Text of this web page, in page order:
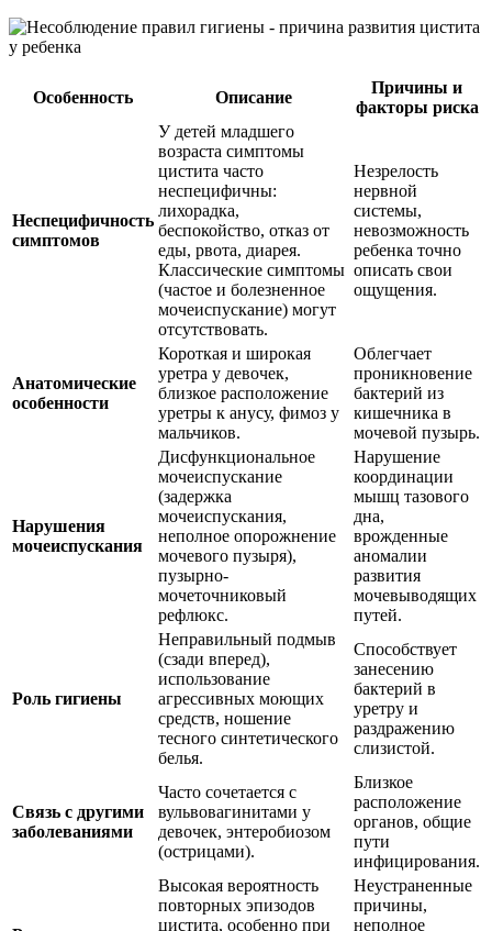
Особенность Описание
Причины и
факторы риска
Неспецифичность
симптомов
У детей младшего
возраста симптомы
цистита часто
неспецифичны:
лихорадка,
беспокойство, отказ от
еды, рвота, диарея.
Классические симптомы
(частое и болезненное
мочеиспускание) могут
отсутствовать.
Незрелость
нервной
системы,
невозможность
ребенка точно
описать свои
ощущения.
Анатомические
особенности
Короткая и широкая
уретра у девочек,
близкое расположение
уретры к анусу, фимоз у
мальчиков.
Облегчает
проникновение
бактерий из
кишечника в
мочевой пузырь.
Нарушения
мочеиспускания
Дисфункциональное
мочеиспускание
(задержка
мочеиспускания,
неполное опорожнение
мочевого пузыря),
пузырно-
мочеточниковый
рефлюкс.
Нарушение
координации
мышц тазового
дна,
врожденные
аномалии
развития
мочевыводящих
путей.
Роль гигиены
Неправильный подмыв
(сзади вперед),
использование
агрессивных моющих
средств, ношение
тесного синтетического
белья.
Способствует
занесению
бактерий в
уретру и
раздражению
слизистой.
Связь с другими
заболеваниями
Часто сочетается с
вульвовагинитами у
девочек, энтеробиозом
(острицами).
Близкое
расположение
органов, общие
пути
инфицирования.
Высокая вероятность
повторных эпизодов
цистита, особенно при
Неустраненные
причины,
неполное